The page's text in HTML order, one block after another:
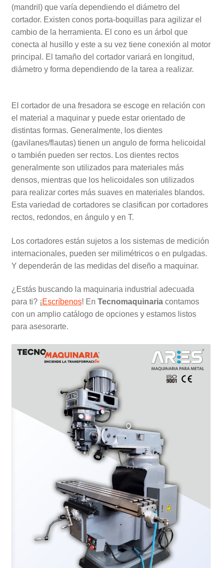
(mandril) que varía dependiendo el diámetro del
cortador. Existen conos porta-boquillas para agilizar el
cambio de la herramienta. El cono es un árbol que
conecta al husillo y este a su vez tiene conexión al motor
principal. El tamaño del cortador variará en longitud,
diámetro y forma dependiendo de la tarea a realizar.
El cortador de una fresadora se escoge en relación con
el material a maquinar y puede estar orientado de
distintas formas. Generalmente, los dientes
(gavilanes/flautas) tienen un angulo de forma helicoidal
o también pueden ser rectos. Los dientes rectos
generalmente son utilizados para materiales más
densos, mientras que los helicoidales son utilizados
para realizar cortes más suaves en materiales blandos.
Esta variedad de cortadores se clasifican por cortadores
rectos, redondos, en ángulo y en T.
Los cortadores están sujetos a los sistemas de medición
internacionales, pueden ser milimétricos o en pulgadas.
Y dependerán de las medidas del diseño a maquinar.
¿Estás buscando la maquinaria industrial adecuada
para ti? ¡Escríbenos! En Tecnomaquinariacontamos
con un amplio catálogo de opciones y estamos listos
para asesorarte.